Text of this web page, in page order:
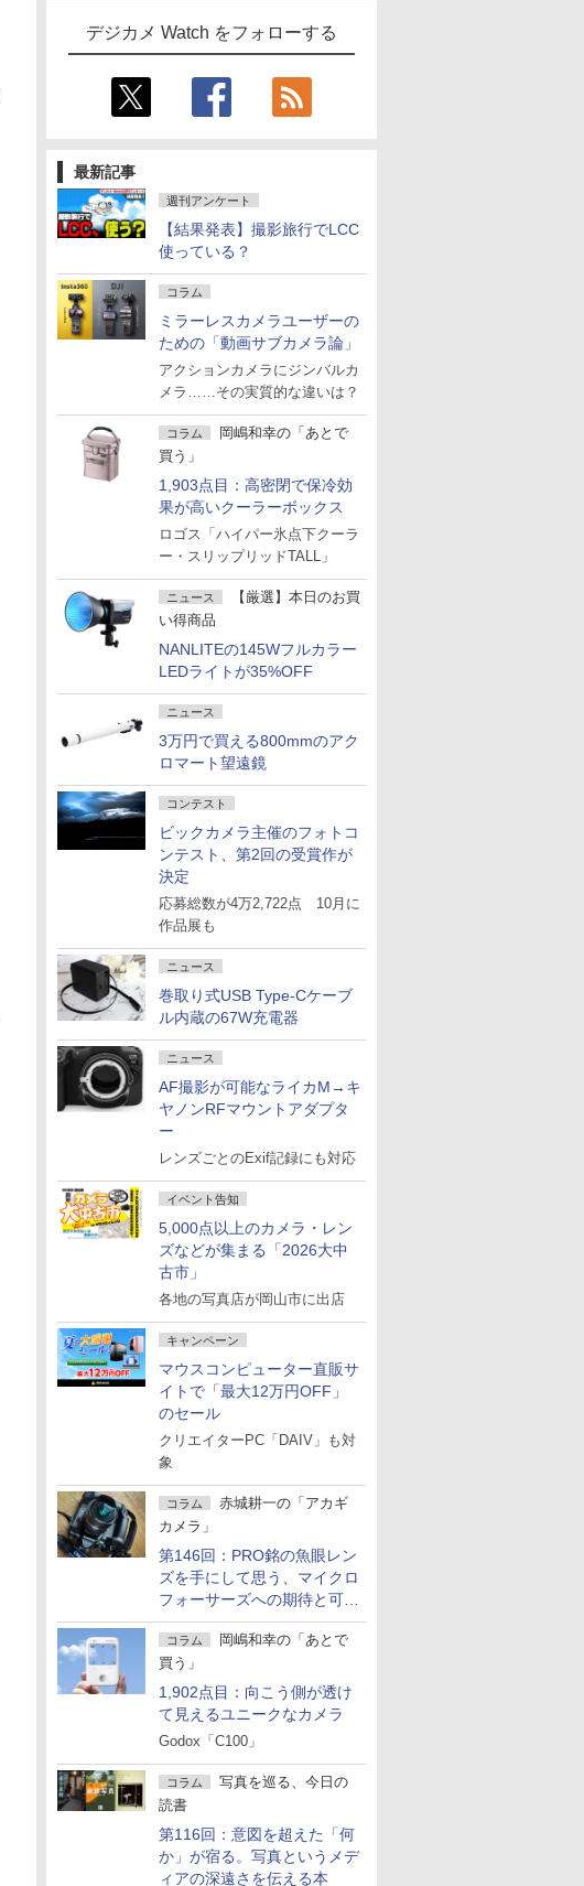
デジカメ Watch をフォローする
最新記事
週刊アンケート
【結果発表】撮影旅行でLCC
使っている？
コラム
ミラーレスカメラユーザーの
ための「動画サブカメラ論」
アクションカメラにジンバルカ
メラ……その実質的な違いは？
コラム
岡嶋和幸の「あとで
買う」
1,903点目：高密閉で保冷効
果が高いクーラーボックス
ロゴス「ハイパー氷点下クーラ
ー・スリップリッドTALL」
ニュース
【厳選】本日のお買
い得商品
NANLITEの145Wフルカラー
LEDライトが35%OFF
ニュース
3万円で買える800mmのアク
ロマート望遠鏡
コンテスト
ビックカメラ主催のフォトコ
ンテスト、第2回の受賞作が
決定
応募総数が4万2,722点 10月に
作品展も
ニュース
巻取り式USB Type-Cケーブ
ル内蔵の67W充電器
ニュース
AF撮影が可能なライカM→キ
ヤノンRFマウントアダプタ
ー
レンズごとのExif記録にも対応
イベント告知
5,000点以上のカメラ・レン
ズなどが集まる「2026大中
古市」
各地の写真店が岡山市に出店
キャンペーン
マウスコンピューター直販サ
イトで「最大12万円OFF」
のセール
クリエイターPC「DAIV」も対
象
コラム
赤城耕一の「アカギ
カメラ」
第146回：PRO銘の魚眼レン
ズを手にして思う、マイクロ
フォーサーズへの期待と可能
性
コラム
岡嶋和幸の「あとで
買う」
1,902点目：向こう側が透け
て見えるユニークなカメラ
Godox「C100」
コラム
写真を巡る、今日の
読書
第116回：意図を超えた「何
か」が宿る。写真というメデ
ィアの深遠さを伝える本